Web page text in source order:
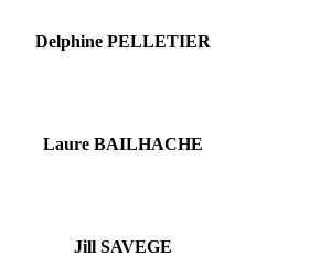
Delphine PELLETIER
Laure BAILHACHE
Jill SAVEGE